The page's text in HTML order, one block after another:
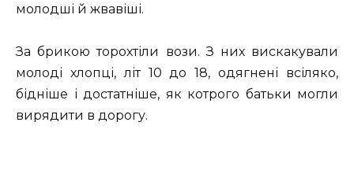
молодші й жвавіші.
За брикою торохтіли вози. З них вискакували
молоді хлопці, літ 10 до 18, одягнені всіляко,
бідніше і достатніше, як котрого батьки могли
вирядити в дорогу.